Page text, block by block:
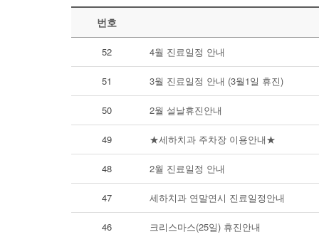
번호
52 4월 진료일정 안내
51 3월 진료일정 안내 (3월1일 휴진)
50 2월 설날휴진안내
49 ★세하치과 주차장 이용안내★
48 2월 진료일정 안내
47 세하치과 연말연시 진료일정안내
46 크리스마스(25일) 휴진안내